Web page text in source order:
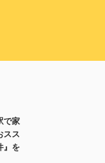
で家
スス
』を